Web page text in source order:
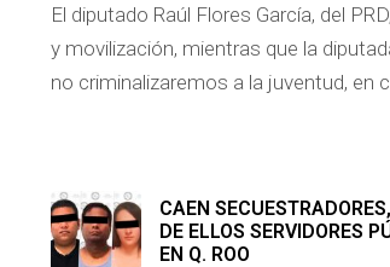
El diputado Raúl Flores García, del
y movilización, mientras que la
no criminalizaremos a la juventud, en
CAEN
DE ELLOS SERVIDORES
EN Q. ROO